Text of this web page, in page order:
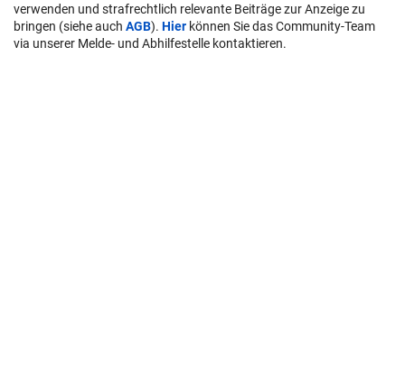
verwenden und strafrechtlich relevante Beiträge zur Anzeige zu
bringen (siehe auch AGB). Hier können Sie das Community-Team
via unserer Melde- und Abhilfestelle kontaktieren.